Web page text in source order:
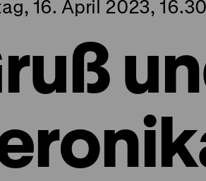
16. April 2023,